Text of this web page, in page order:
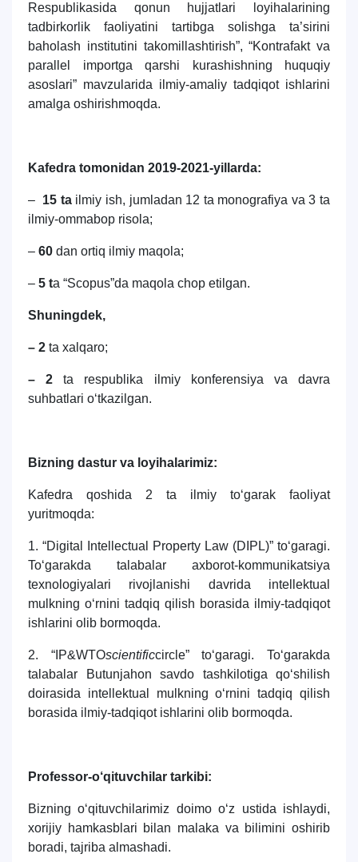
Respublikasida qonun hujjatlari loyihalarining
tadbirkorlik faoliyatini tartibga solishga ta’sirini
baholash institutini takomillashtirish”, “Kontrafakt va
parallel importga qarshi kurashishning huquqiy
asoslari” mavzularida ilmiy-amaliy tadqiqot ishlarini
amalga oshirishmoqda.
Kafedra tomonidan 2019-2021-yillarda:
– 15 tailmiy ish, jumladan 12 ta monografiya va 3 ta
ilmiy-ommabop risola;
– 60 dan ortiq ilmiy maqola;
– 5 ta “Scopus”da maqola chop etilgan.
Shuningdek,
– 2 ta xalqaro;
– 2ta respublika ilmiy konferensiya va davra
suhbatlari o‘tkazilgan.
Bizning dastur va loyihalarimiz:
Kafedra qoshida 2 ta ilmiy to‘garak faoliyat
yuritmoqda:
1. “Digital Intellectual Property Law (DIPL)” to‘garagi.
To‘garakda talabalar axborot-kommunikatsiya
texnologiyalari rivojlanishi davrida intellektual
mulkning o‘rnini tadqiq qilish borasida ilmiy-tadqiqot
ishlarini olib bormoqda.
2. “IP&WTOscientificcircle” to‘garagi. To‘garakda
talabalar Butunjahon savdo tashkilotiga qo‘shilish
doirasida intellektual mulkning o‘rnini tadqiq qilish
borasida ilmiy-tadqiqot ishlarini olib bormoqda.
Professor-o‘qituvchilar tarkibi:
Bizning o‘qituvchilarimiz doimo o‘z ustida ishlaydi,
xorijiy hamkasblari bilan malaka va bilimini oshirib
boradi, tajriba almashadi.